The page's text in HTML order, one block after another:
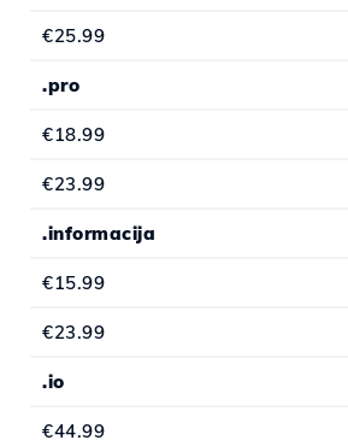
€25.99
.pro
€18.99
€23.99
.informacija
€15.99
€23.99
.io
€44.99